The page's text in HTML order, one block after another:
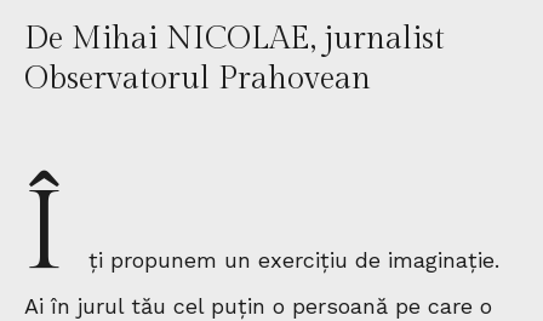
De Mihai NICOLAE, jurnalist
Observatorul Prahovean
Î
ți propunem un exercițiu de imaginație.
Ai în jurul tău cel puțin o persoană pe care o